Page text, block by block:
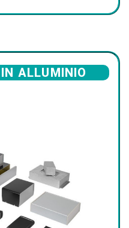
ALLUMINIO